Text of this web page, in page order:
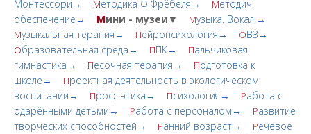
Монтессори→ Методика Ф.Фрёбеля→ Методич.
обеспечение→
Мини - музеи▼ Музыка. Вокал.→
Музыкальная терапия→ Нейропсихология→ ОВЗ→
Образовательная среда→ ППК→ Пальчиковая
гимнастика→
Песочная терапия→ Подготовка к
школе→
Проектная деятельность в экологическом
воспитании→
Проф. этика→ Психология→ Работа с
одарёнными детьми→
Работа с персоналом→ Развитие
творческих cпoсобностей→
Ранний возраст→ Речевое